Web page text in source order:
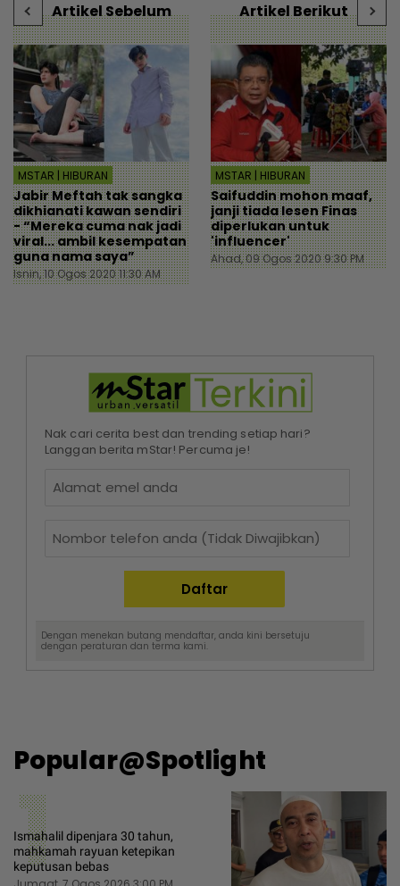
Artikel Sebelum
MSTAR | HIBURAN
Jabir Meftah tak sangka
dikhianati kawan sendiri
- “Mereka cuma nak jadi
viral... ambil kesempatan
guna nama saya”
Isnin, 10 Ogos 2020 11:30 AM
Artikel Berikut
MSTAR | HIBURAN
Saifuddin mohon maaf,
janji tiada lesen Finas
diperlukan untuk
'influencer'
Ahad, 09 Ogos 2020 9:30 PM
Nak cari cerita best dan trending setiap hari?
Langgan berita mStar! Percuma je!
Dengan menekan butang mendaftar, anda kini bersetuju
dengan peraturan dan terma kami.
Popular@Spotlight
1
Ismahalil dipenjara 30 tahun,
mahkamah rayuan ketepikan
keputusan bebas